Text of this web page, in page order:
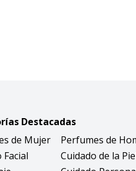
Destacadas
de Mujer
Perfumes de
Facial
Cuidado de la